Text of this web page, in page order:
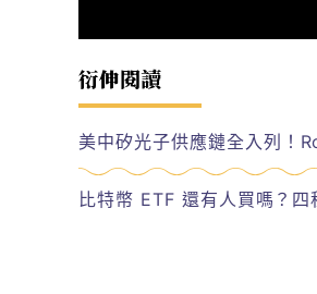
衍伸閱讀
美中矽光子供應鏈全入列！
比特幣 ETF 還有人買嗎？